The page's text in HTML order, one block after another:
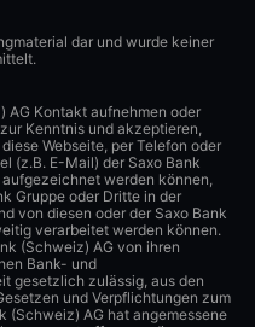
dar und wurde keiner
AG Kontakt aufnehmen oder
Kenntnis und akzeptieren,
Webseite, per Telefon oder
(z.B. E-Mail) der Saxo Bank
werden können,
Gruppe oder Dritte in der
von diesen oder der Saxo Bank
verarbeitet werden können.
(Schweiz) AG von ihren
Bank- und
gesetzlich zulässig, aus den
und Verpflichtungen zum
(Schweiz) AG hat angemessene